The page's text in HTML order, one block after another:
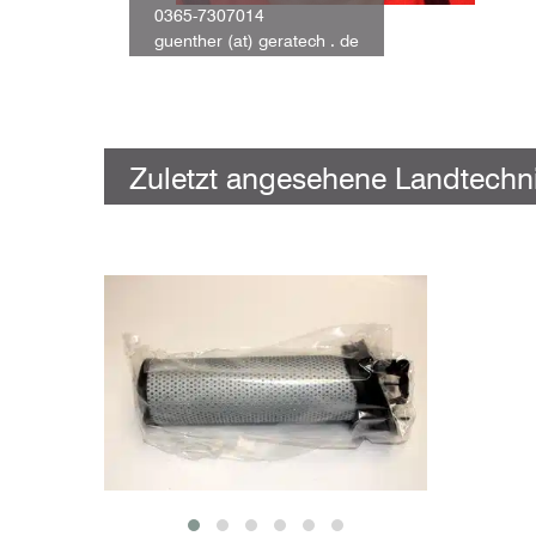
0365-7307014
guenther (at) geratech . de
Zuletzt angesehene